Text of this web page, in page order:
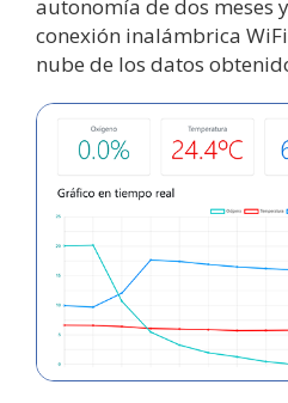
autonomía de dos meses
conexión inalámbrica
nube de los datos